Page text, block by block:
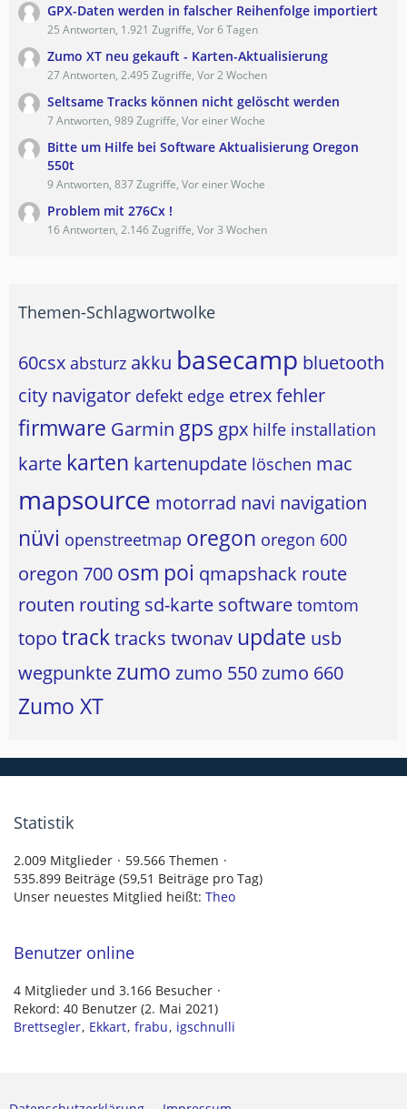
GPX-Daten werden in falscher Reihenfolge importiert
25 Antworten, 1.921 Zugriffe, Vor 6 Tagen
Zumo XT neu gekauft - Karten-Aktualisierung
27 Antworten, 2.495 Zugriffe, Vor 2 Wochen
Seltsame Tracks können nicht gelöscht werden
7 Antworten, 989 Zugriffe, Vor einer Woche
Bitte um Hilfe bei Software Aktualisierung Oregon
550t
9 Antworten, 837 Zugriffe, Vor einer Woche
Problem mit 276Cx !
16 Antworten, 2.146 Zugriffe, Vor 3 Wochen
Themen-Schlagwortwolke
60csx absturz akku basecamp bluetooth
city navigator defekt edge etrexfehler
firmware Garmin gps gpx hilfe installation
karte karten kartenupdate löschen mac
mapsource motorrad navi navigation
nüvi openstreetmap oregon oregon 600
oregon 700 osm poi qmapshack route
routen routing sd-karte software tomtom
topo tracktracks twonav update usb
wegpunkte zumo zumo 550zumo 660
Zumo XT
Statistik
2.009 Mitglieder
59.566 Themen
535.899 Beiträge (59,51 Beiträge pro Tag)
Unser neuestes Mitglied heißt: Theo
Benutzer online
4 Mitglieder und 3.166 Besucher
Rekord: 40 Benutzer (2. Mai 2021)
Brettsegler Ekkart frabu igschnulli